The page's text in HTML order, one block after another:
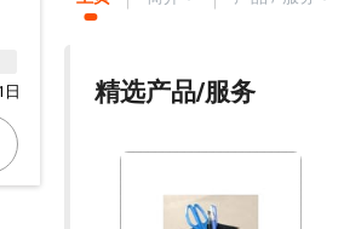
精选产品/服务